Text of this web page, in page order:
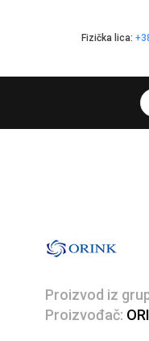
Fizička lica:
Proizvod iz
Proizvođač: